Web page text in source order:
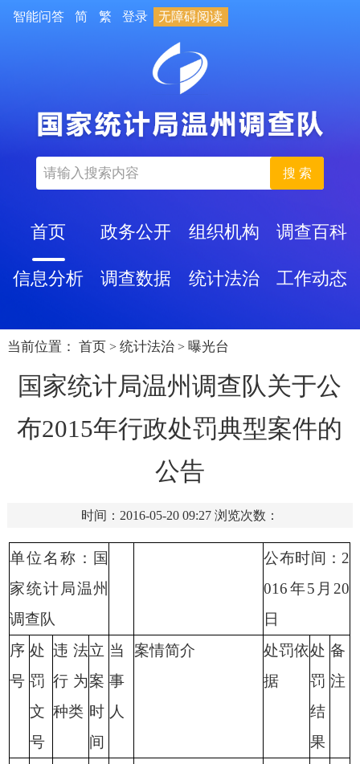
智能问答 简 繁 登录 无障碍阅读
搜 索
首页 政务公开 组织机构 调查百科
信息分析 调查数据 统计法治 工作动态
当前位置： 首页 > 统计法治 > 曝光台
国家统计局温州调查队关于公
布2015年行政处罚典型案件的
公告
时间：2016-05-20 09:27 浏览次数：
单位名称：国
家统计局温州
调查队
公布时间：2
016年5 月20
日
序
号
处
罚
文
号
违法
行为
种类
立
案
时
间
当
事
人
案情简介
处罚依
据
处
罚
结
果
备
注